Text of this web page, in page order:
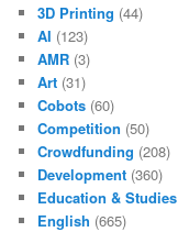
3D Printing (44)
AI (123)
AMR (3)
Art (31)
Cobots (60)
Competition (50)
Crowdfunding (208)
Development (360)
Education & Studies
English (665)